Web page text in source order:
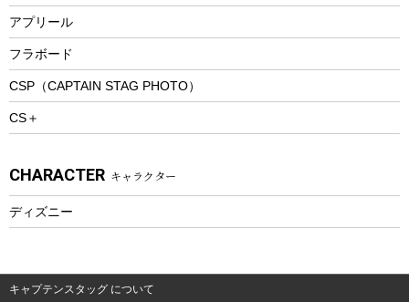
トレッキング
トレッキングアクセサリー
プレイグッズ
ウェルネス
ウェア、タオル
ウェア
アプリール
フラボード
CSP（CAPTAIN STAG PHOTO）
CS＋
CHARACTER キャラクター
ディズニー
キャプテンスタッグ について